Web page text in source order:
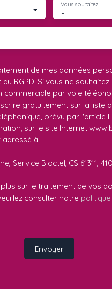
-
Vous souhaitez
de mes données
RGPD. Si vous ne
par voie
gratuitement sur la liste
prévu par l'article
sur le site Internet
à :
Service Bloctel, CS 61311,
sur le traitement de vos
consulter notre
Envoyer